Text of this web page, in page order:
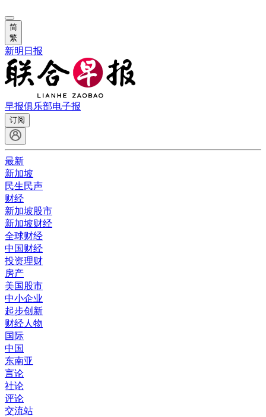
简
繁
新明日报
早报俱乐部电子报
订阅
最新
新加坡
民生民声
财经
新加坡股市
新加坡财经
全球财经
中国财经
投资理财
房产
美国股市
中小企业
起步创新
财经人物
国际
中国
东南亚
言论
社论
评论
交流站